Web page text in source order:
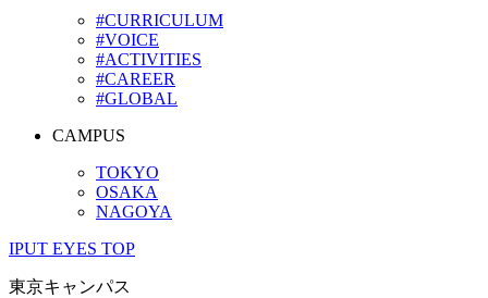
#CURRICULUM
#VOICE
#ACTIVITIES
#CAREER
#GLOBAL
CAMPUS
TOKYO
OSAKA
NAGOYA
IPUT EYES TOP
東京キャンパス